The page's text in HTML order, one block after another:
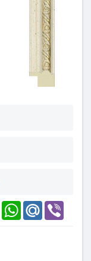
PinterestWhatsAppMail.Ru